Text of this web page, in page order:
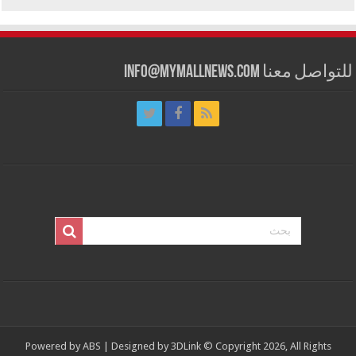
للتواصل معنا info@mymallnews.com
Powered by ABS | Designed by 3DLink© Copyright 2026, All Rights